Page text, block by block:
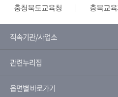
충청북도교육청 충북교
직속기관/사업소
관련누리집
읍면별 바로가기